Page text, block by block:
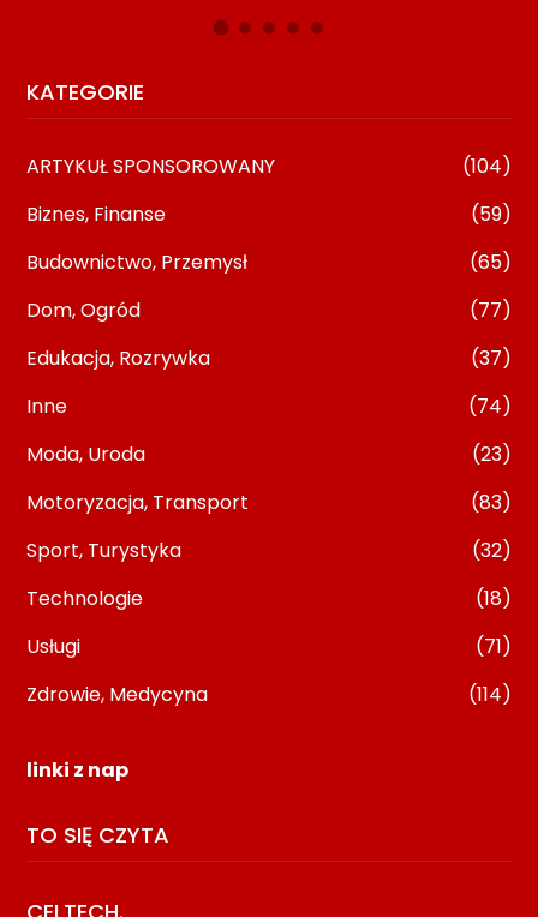
KATEGORIE
ARTYKUŁ SPONSOROWANY
(104)
Biznes, Finanse
(59)
Budownictwo, Przemysł
(65)
Dom, Ogród
(77)
Edukacja, Rozrywka
(37)
Inne
(74)
Moda, Uroda
(23)
Motoryzacja, Transport
(83)
Sport, Turystyka
(32)
Technologie
(18)
Usługi
(71)
Zdrowie, Medycyna
(114)
linki z nap
TO SIĘ CZYTA